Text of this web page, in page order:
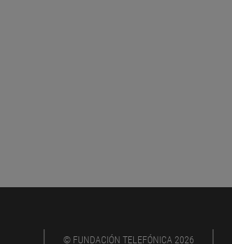
© FUNDACIÓN TELEFÓNICA 2026